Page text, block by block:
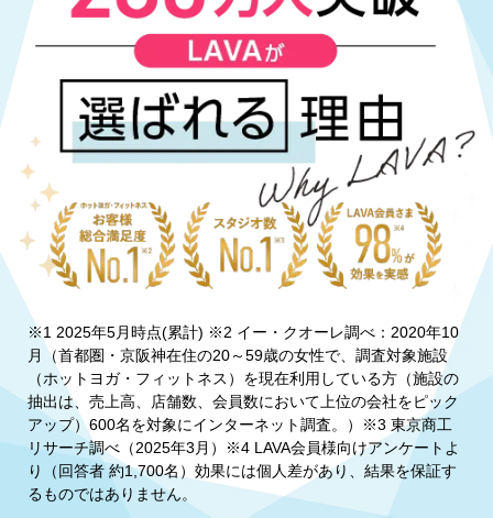
※1 2025年5月時点(累計) ※2 イー・クオーレ調べ：2020年10
月（首都圏・京阪神在住の20～59歳の女性で、調査対象施設
（ホットヨガ・フィットネス）を現在利用している方（施設の
抽出は、売上高、店舗数、会員数において上位の会社をピック
アップ）600名を対象にインターネット調査。）※3 東京商工
リサーチ調べ（2025年3月）※4 LAVA会員様向けアンケートよ
り（回答者 約1,700名）効果には個人差があり、結果を保証す
るものではありません。